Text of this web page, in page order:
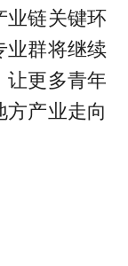
业链关键环
业群将继续
让更多青年
产业走向